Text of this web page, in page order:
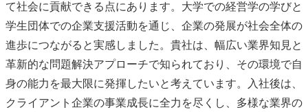
て社会に貢献できる点にあります。大学での経営学の学びと
学生団体での企業支援活動を通じ、企業の発展が社会全体の
進歩につながると実感しました。貴社は、幅広い業界知見と
革新的な問題解決アプローチで知られており、その環境で自
身の能力を最大限に発揮したいと考えています。入社後は、
クライアント企業の事業成長に全力を尽くし、多様な業界の